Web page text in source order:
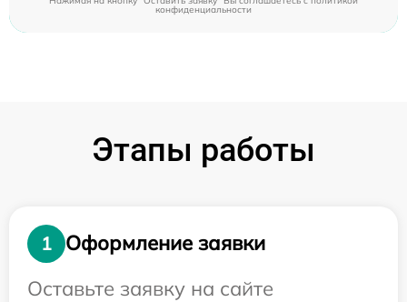
конфиденциальности
Этапы работы
1
Оформление заявки
Оставьте заявку на сайте